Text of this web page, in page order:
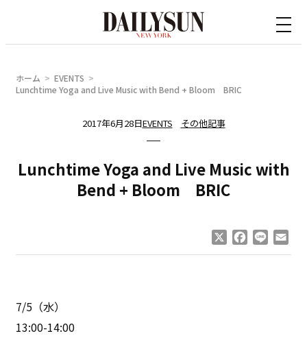
ホーム
EVENTS
Lunchtime Yoga and Live Music with Bend + Bloom BRIC
2017年6月28日EVENTS その他記事
Lunchtime Yoga and Live Music with
Bend + Bloom BRIC
Facebook
Line
7/5（水）
13:00-14:00